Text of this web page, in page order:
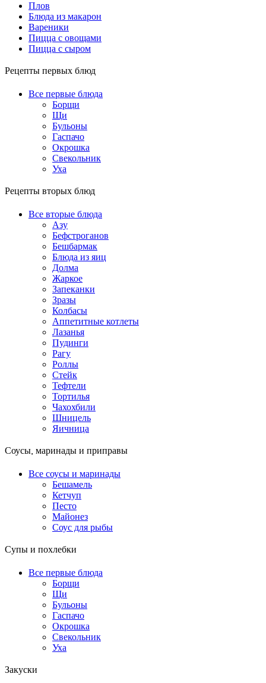
Плов
Блюда из макарон
Вареники
Пицца с овощами
Пицца с сыром
Рецепты первых блюд
Все первые блюда
Борщи
Щи
Бульоны
Гаспачо
Окрошка
Свекольник
Уха
Рецепты вторых блюд
Все вторые блюда
Азу
Бефстроганов
Бешбармак
Блюда из яиц
Долма
Жаркое
Запеканки
Зразы
Колбасы
Аппетитные котлеты
Лазанья
Пудинги
Рагу
Роллы
Стейк
Тефтели
Тортилья
Чахохбили
Шницель
Яичница
Соусы, маринады и приправы
Все соусы и маринады
Бешамель
Кетчуп
Песто
Майонез
Соус для рыбы
Супы и похлебки
Все первые блюда
Борщи
Щи
Бульоны
Гаспачо
Окрошка
Свекольник
Уха
Закуски